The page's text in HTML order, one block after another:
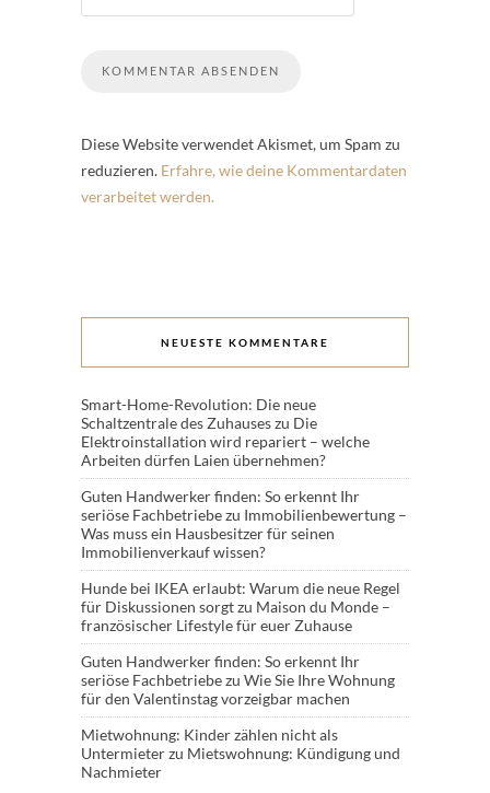
Diese Website verwendet Akismet, um Spam zu
reduzieren. Erfahre, wie deine Kommentardaten
verarbeitet werden.
NEUESTE KOMMENTARE
Smart-Home-Revolution: Die neue
Schaltzentrale des Zuhauseszu Die
Elektroinstallation wird repariert – welche
Arbeiten dürfen Laien übernehmen?
Guten Handwerker finden: So erkennt Ihr
seriöse Fachbetriebezu Immobilienbewertung –
Was muss ein Hausbesitzer für seinen
Immobilienverkauf wissen?
Hunde bei IKEA erlaubt: Warum die neue Regel
für Diskussionen sorgtzu Maison du Monde –
französischer Lifestyle für euer Zuhause
Guten Handwerker finden: So erkennt Ihr
seriöse Fachbetriebezu Wie Sie Ihre Wohnung
für den Valentinstag vorzeigbar machen
Mietwohnung: Kinder zählen nicht als
Untermieterzu Mietswohnung: Kündigung und
Nachmieter